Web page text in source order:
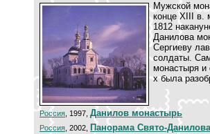
Мужской
конце XIII в.
1812
Данилова
Сергиеву
солдаты.
монастыря и
х была
Россия , 1997, Данилов монастырь
Россия , 2002, Панорама Свято-